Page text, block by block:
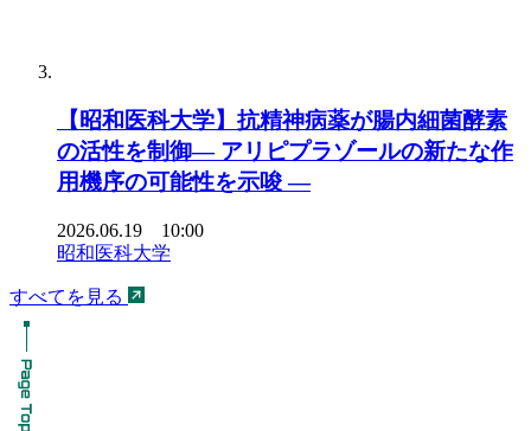
【昭和医科大学】抗精神病薬が腸内細菌酵素
の活性を制御― アリピプラゾールの新たな作
用機序の可能性を示唆 ―
2026.06.19 10:00
昭和医科大学
すべてを見る